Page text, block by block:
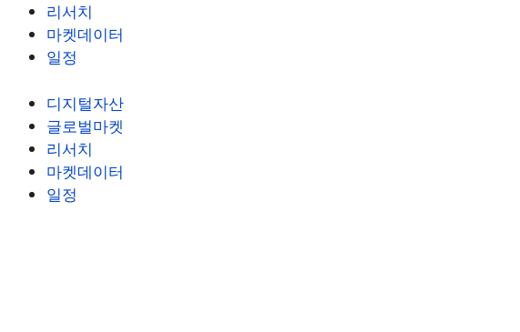
리서치
마켓데이터
일정
디지털자산
글로벌마켓
리서치
마켓데이터
일정